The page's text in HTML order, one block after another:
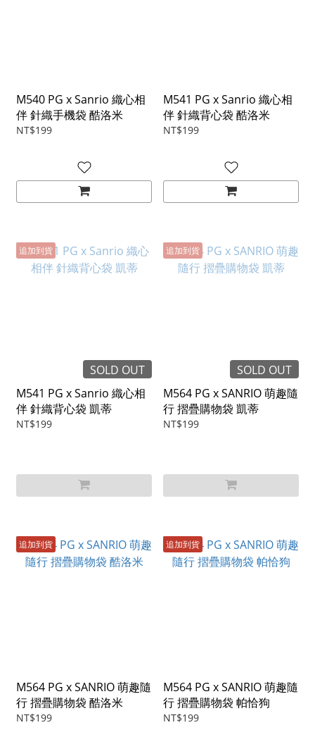
M540 PG x Sanrio 織心相
伴 針織手機袋 酷洛米
NT$199
M541 PG x Sanrio 織心相
伴 針織背心袋 酷洛米
NT$199
追加到貨
SOLD OUT
M541 PG x Sanrio 織心相
伴 針織背心袋 凱蒂
NT$199
追加到貨
SOLD OUT
M564 PG x SANRIO 萌趣隨
行 摺疊購物袋 凱蒂
NT$199
追加到貨
M564 PG x SANRIO 萌趣隨
行 摺疊購物袋 酷洛米
NT$199
追加到貨
M564 PG x SANRIO 萌趣隨
行 摺疊購物袋 帕恰狗
NT$199